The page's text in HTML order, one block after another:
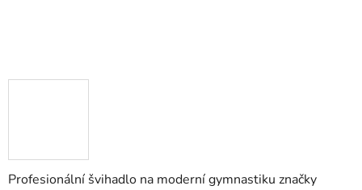
Profesionální švihadlo na moderní gymnastiku značky